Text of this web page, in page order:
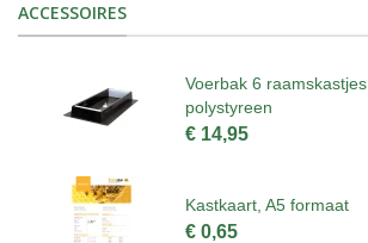
ACCESSOIRES
Voerbak 6 raamskastjes
polystyreen
€ 14,95
Kastkaart, A5 formaat
€ 0,65